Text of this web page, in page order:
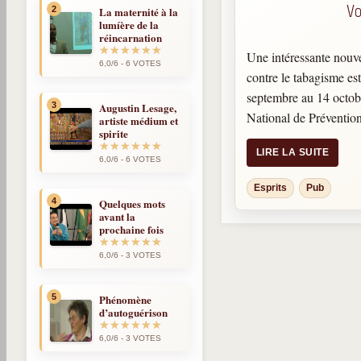
2
La maternité à la
lumíère de la
réincarnation
6,0/6 - 6 VOTES
3
Augustin Lesage,
artiste médium et
spirite
6,0/6 - 6 VOTES
4
Quelques mots
avant la
prochaine fois
6,0/6 - 3 VOTES
5
Phénomène
d’autoguérison
6,0/6 - 3 VOTES
Une intéressante
contre le tabagisme
septembre au 14
National de
Santé. La cigarette est
plaisirs et les fumeurs
dépendants. La
mais également les
LIRE LA SUITE
Esprits Pub